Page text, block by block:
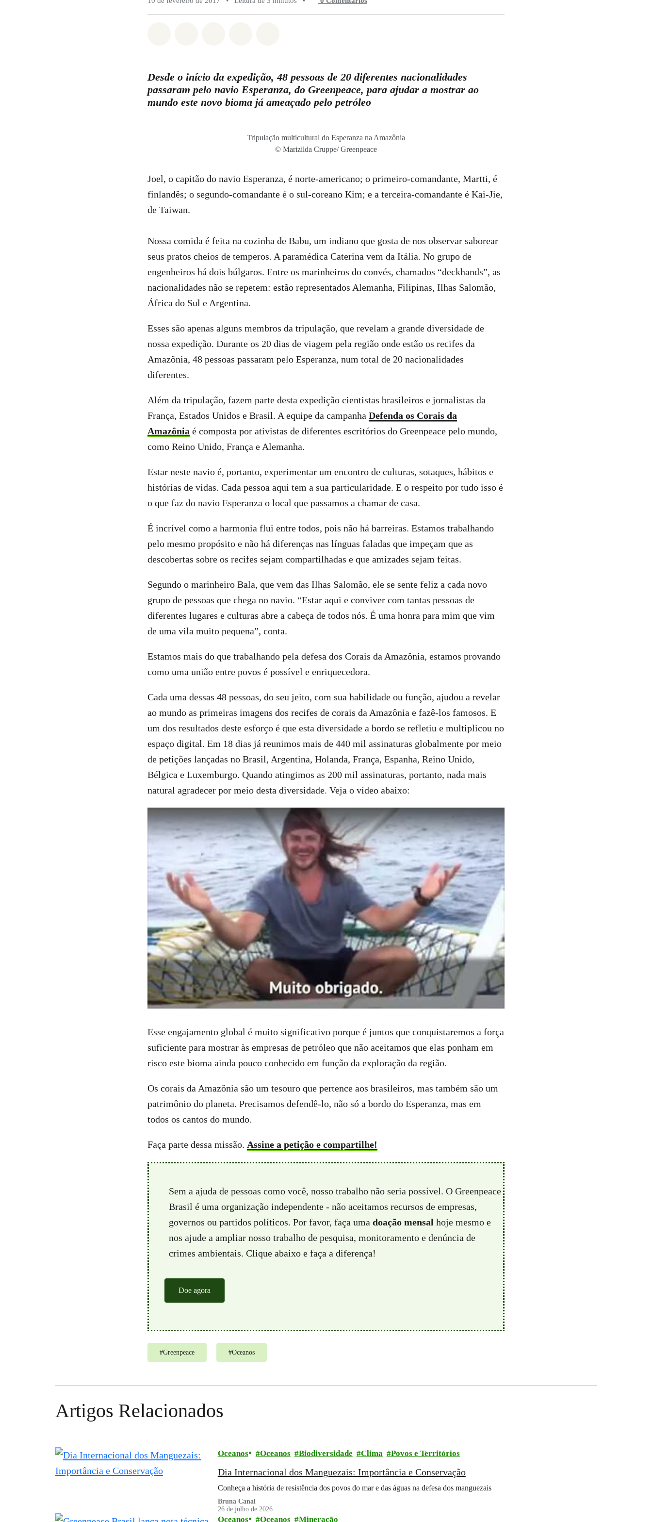
Desde o início da expedição, 48 pessoas de 20 diferentes nacionalidades
passaram pelo navio Esperanza, do Greenpeace, para ajudar a mostrar ao
mundo este novo bioma já ameaçado pelo petróleo
Tripulação multicultural do Esperanza na Amazônia
© Marizilda Cruppe/ Greenpeace
Joel, o capitão do navio Esperanza, é norte-americano; o primeiro-comandante, Martti, é
finlandês; o segundo-comandante é o sul-coreano Kim; e a terceira-comandante é Kai-Jie,
de Taiwan.
Nossa comida é feita na cozinha de Babu, um indiano que gosta de nos observar saborear
seus pratos cheios de temperos. A paramédica Caterina vem da Itália. No grupo de
engenheiros há dois búlgaros. Entre os marinheiros do convés, chamados “deckhands”, as
nacionalidades não se repetem: estão representados Alemanha, Filipinas, Ilhas Salomão,
África do Sul e Argentina.
Esses são apenas alguns membros da tripulação, que revelam a grande diversidade de
nossa expedição. Durante os 20 dias de viagem pela região onde estão os recifes da
Amazônia, 48 pessoas passaram pelo Esperanza, num total de 20 nacionalidades
diferentes.
Além da tripulação, fazem parte desta expedição cientistas brasileiros e jornalistas da
França, Estados Unidos e Brasil. A equipe da campanha Defenda os Corais da
Amazônia é composta por ativistas de diferentes escritórios do Greenpeace pelo mundo,
como Reino Unido, França e Alemanha.
Estar neste navio é, portanto, experimentar um encontro de culturas, sotaques, hábitos e
histórias de vidas. Cada pessoa aqui tem a sua particularidade. E o respeito por tudo isso é
o que faz do navio Esperanza o local que passamos a chamar de casa.
É incrível como a harmonia flui entre todos, pois não há barreiras. Estamos trabalhando
pelo mesmo propósito e não há diferenças nas línguas faladas que impeçam que as
descobertas sobre os recifes sejam compartilhadas e que amizades sejam feitas.
Segundo o marinheiro Bala, que vem das Ilhas Salomão, ele se sente feliz a cada novo
grupo de pessoas que chega no navio. “Estar aqui e conviver com tantas pessoas de
diferentes lugares e culturas abre a cabeça de todos nós. É uma honra para mim que vim
de uma vila muito pequena”, conta.
Estamos mais do que trabalhando pela defesa dos Corais da Amazônia, estamos provando
como uma união entre povos é possível e enriquecedora.
Cada uma dessas 48 pessoas, do seu jeito, com sua habilidade ou função, ajudou a revelar
ao mundo as primeiras imagens dos recifes de corais da Amazônia e fazê-los famosos. E
um dos resultados deste esforço é que esta diversidade a bordo se refletiu e multiplicou no
espaço digital. Em 18 dias já reunimos mais de 440 mil assinaturas globalmente por meio
de petições lançadas no Brasil, Argentina, Holanda, França, Espanha, Reino Unido,
Bélgica e Luxemburgo. Quando atingimos as 200 mil assinaturas, portanto, nada mais
natural agradecer por meio desta diversidade. Veja o vídeo abaixo:
Esse engajamento global é muito significativo porque é juntos que conquistaremos a força
suficiente para mostrar às empresas de petróleo que não aceitamos que elas ponham em
risco este bioma ainda pouco conhecido em função da exploração da região.
Os corais da Amazônia são um tesouro que pertence aos brasileiros, mas também são um
patrimônio do planeta. Precisamos defendê-lo, não só a bordo do Esperanza, mas em
todos os cantos do mundo.
Faça parte dessa missão. Assine a petição e compartilhe!
Sem a ajuda de pessoas como você, nosso trabalho não seria possível. O Greenpeace
Brasil é uma organização independente - não aceitamos recursos de empresas,
governos ou partidos políticos. Por favor, faça uma doação mensal hoje mesmo e
nos ajude a ampliar nosso trabalho de pesquisa, monitoramento e denúncia de
crimes ambientais. Clique abaixo e faça a diferença!
Doe agora
#Greenpeace #Oceanos
Artigos Relacionados
Oceanos Oceanos Biodiversidade Clima Povos e Territórios
Dia Internacional dos Manguezais: Importância e Conservação
Conheça a história de resistência dos povos do mar e das águas na defesa dos manguezais
Bruna Canal
26 de julho de 2026
Oceanos Oceanos Mineração